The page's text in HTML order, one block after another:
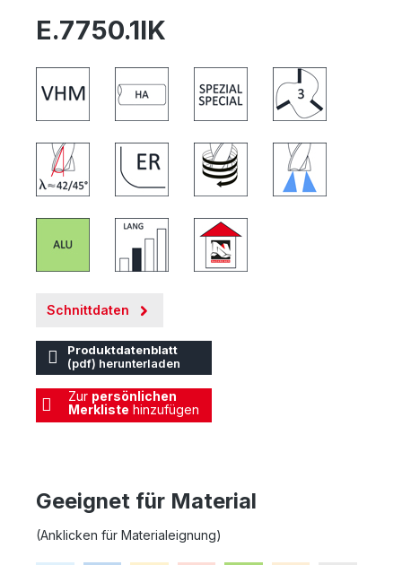
E.7750.1IK
Schnittdaten
Produktdatenblatt
(pdf) herunterladen
Zur persönlichen
Merkliste hinzufügen
Geeignet für Material
(Anklicken für Materialeignung)